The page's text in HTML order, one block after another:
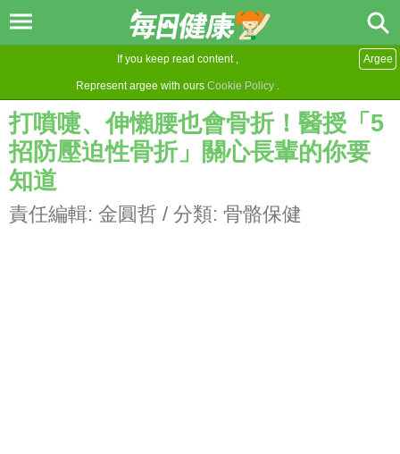
If you keep read content ,
Represent argee with ours Cookie Policy .
Argee
打噴嚏、伸懶腰也會骨折！醫授「5
招防壓迫性骨折」關心長輩的你要
知道
責任編輯: 金圓哲 / 分類: 骨骼保健